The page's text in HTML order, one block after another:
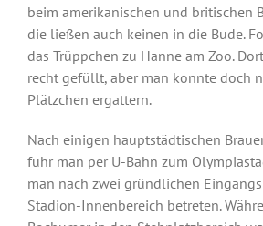
beim amerikanischen und britischen
die ließen auch keinen in die Bude.
das Trüppchen zu Hanne am Zoo.
recht gefüllt, aber man konnte doch
Plätzchen ergattern.
Nach einigen hauptstädtischen
fuhr man per U-Bahn zum
man nach zwei gründlichen
Stadion-Innenbereich betreten.